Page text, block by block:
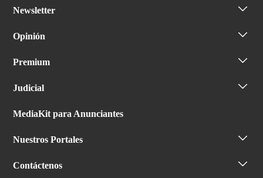
Newsletter
Opinión
Premium
Judicial
MediaKit para Anunciantes
Nuestros Portales
Contáctenos